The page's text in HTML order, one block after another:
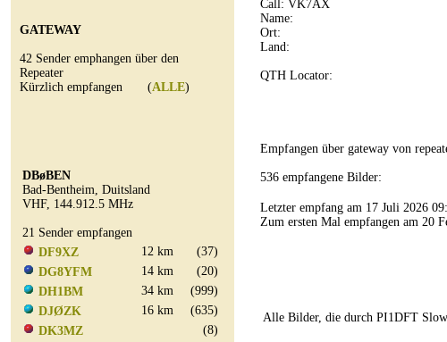
GATEWAY
42 Sender emphangen über den
Repeater
Kürzlich empfangen (ALLE)
DBøBEN
Bad-Bentheim, Duitsland
VHF, 144.912.5 MHz
21 Sender empfangen
DF9XZ
12 km
(37)
DG8YFM
14 km
(20)
DH1BM
34 km
(999)
DJØZK
16 km
(635)
DK3MZ
(8)
Call: VK7AX
Name:
Ort:
Land:
QTH Locator:
Empfangen über gateway von
536 empfangene Bilder:
Letzter empfang am 17 Juli 2026
Zum ersten Mal empfangen am 20
Alle Bilder, die durch PI1DFT